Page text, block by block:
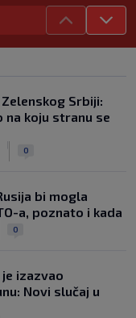
priznao: ‘Nisam
biti bolji protiv
Srbiji:
na koju stranu se
0
bi mogla
a, poznato i kada
0
izazvao
Novi slučaj u